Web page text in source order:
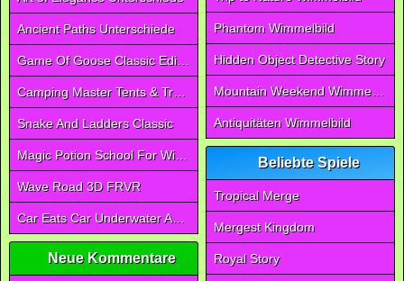
Ancient Paths Unterschiede
Game Of Goose Classic Edition
Camping Master Tents & Trees
Snake And Ladders Classic
Magic Potion School For Witch
Wave Road 3D FRVR
Car Eats Car Underwater Adventure FRVR
Neue Kommentare
Phantom Wimmelbild
Hidden Object Detective Story
Mountain Weekend Wimmelbild
Antiquitäten Wimmelbild
Beliebte Spiele
Tropical Merge
Mergest Kingdom
Royal Story